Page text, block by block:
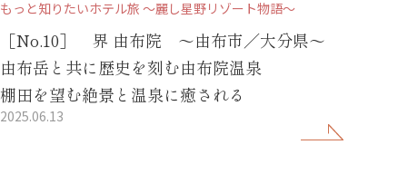
もっと知りたいホテル旅 ～麗し星野リゾート物語～
［No.10］ 界 由布院 ～由布市／大分県～
由布岳と共に歴史を刻む由布院温泉
棚田を望む絶景と温泉に癒される
2025.06.13